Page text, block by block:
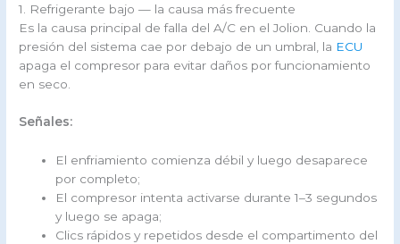
1. Refrigerante bajo — la causa más frecuente
Es la causa principal de falla del A/C en el Jolion. Cuando la
presión del sistema cae por debajo de un umbral, la ECU
apaga el compresor para evitar daños por funcionamiento
en seco.
Señales:
El enfriamiento comienza débil y luego desaparece
por completo;
El compresor intenta activarse durante 1–3 segundos
y luego se apaga;
Clics rápidos y repetidos desde el compartimento del